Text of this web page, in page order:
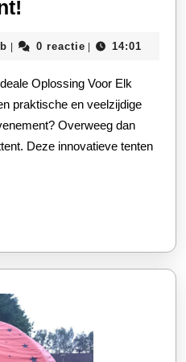
Voordelen
van
Een
Opblaasbare
Feesttent
lynxlab
| 0 reactie | 14:01
praktische en veelzijdige
Overweeg dan
Deze innovatieve tenten